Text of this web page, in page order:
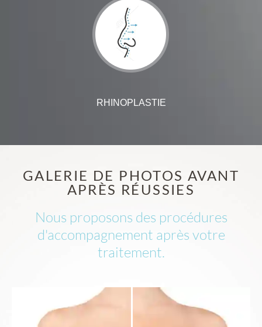
RHINOPLASTIE
GALERIE DE PHOTOS AVANT
APRÈS RÉUSSIES
Nous proposons des procédures
d'accompagnement après votre
traitement.